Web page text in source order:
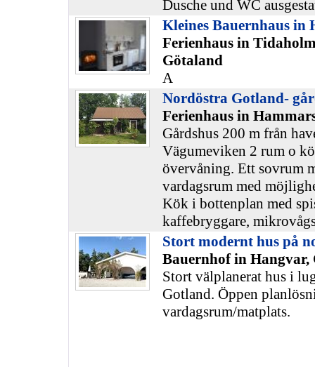
Dusche und WC
Kleines Bauernhaus in
Ferienhaus in
Götaland
A
Nordöstra Gotland-
Ferienhaus in
Gårdshus 200 m från
Vägumeviken 2 rum o
övervåning. Ett sovrum
vardagsrum med
Kök i bottenplan med
kaffebryggare,
Stort modernt hus på
Bauernhof in Hangvar,
Stort välplanerat hus i
Gotland. Öppen
vardagsrum/matplats.